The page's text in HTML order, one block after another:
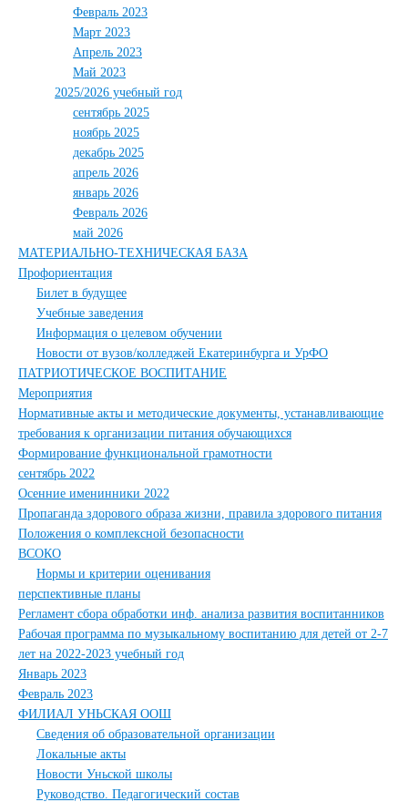
Февраль 2023
Март 2023
Апрель 2023
Май 2023
2025/2026 учебный год
сентябрь 2025
ноябрь 2025
декабрь 2025
апрель 2026
январь 2026
Февраль 2026
май 2026
МАТЕРИАЛЬНО-ТЕХНИЧЕСКАЯ БАЗА
Профориентация
Билет в будущее
Учебные заведения
Информация о целевом обучении
Новости от вузов/колледжей Екатеринбурга и УрФО
ПАТРИОТИЧЕСКОЕ ВОСПИТАНИЕ
Мероприятия
Нормативные акты и методические документы, устанавливающие
требования к организации питания обучающихся
Формирование функциональной грамотности
сентябрь 2022
Осенние именинники 2022
Пропаганда здорового образа жизни, правила здорового питания
Положения о комплексной безопасности
ВСОКО
Нормы и критерии оценивания
перспективные планы
Регламент сбора обработки инф. анализа развития воспитанников
Рабочая программа по музыкальному воспитанию для детей от 2-7
лет на 2022-2023 учебный год
Январь 2023
Февраль 2023
ФИЛИАЛ УНЬСКАЯ ООШ
Сведения об образовательной организации
Локальные акты
Новости Уньской школы
Руководство. Педагогический состав